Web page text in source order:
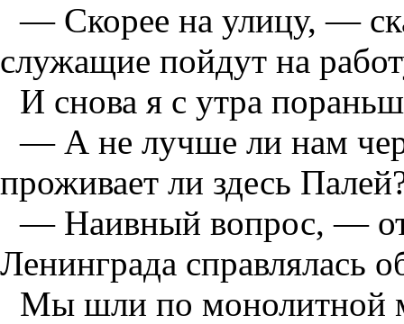
— Скорее на улицу, —
служащие пойдут на
И снова я с утра
— А не лучше ли нам
проживает ли здесь
— Наивный вопрос, —
Ленинграда справлялась
Мы шли по монолитной